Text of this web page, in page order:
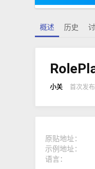
概述 历史
小关 首次发
原贴地址
示例地址
语言